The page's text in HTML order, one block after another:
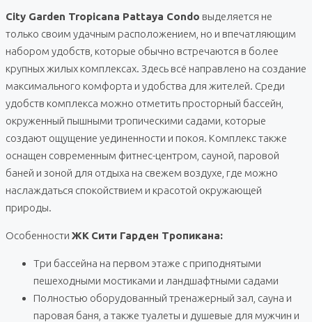
City Garden Tropicana Pattaya Condo выделяется не
только своим удачным расположением, но и впечатляющим
набором удобств, которые обычно встречаются в более
крупных жилых комплексах. Здесь всё направлено на создание
максимального комфорта и удобства для жителей. Среди
удобств комплекса можно отметить просторный бассейн,
окруженный пышными тропическими садами, которые
создают ощущение уединенности и покоя. Комплекс также
оснащен современным фитнес-центром, сауной, паровой
баней и зоной для отдыха на свежем воздухе, где можно
наслаждаться спокойствием и красотой окружающей
природы.
Особенности ЖК Сити Гарден Тропикана:
Три бассейна на первом этаже с приподнятыми
пешеходными мостиками и ландшафтными садами
Полностью оборудованный тренажерный зал, сауна и
паровая баня, а также туалеты и душевые для мужчин и